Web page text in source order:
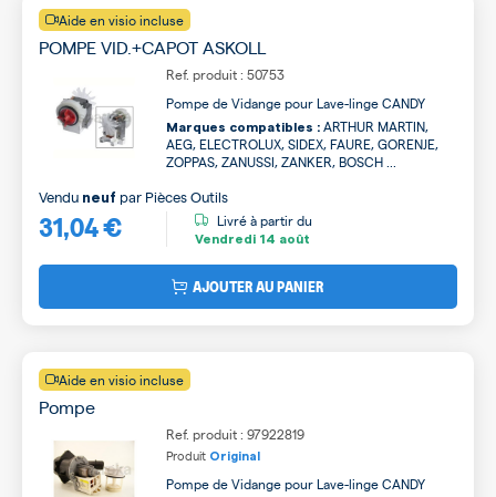
Aide en visio incluse
POMPE VID.+CAPOT ASKOLL
Ref. produit : 50753
Pompe de Vidange pour Lave-linge CANDY
Marques compatibles : ARTHUR MARTIN,
AEG, ELECTROLUX, SIDEX, FAURE, GORENJE,
ZOPPAS, ZANUSSI, ZANKER, BOSCH ...
31,04 €
Vendu neuf par Pièces Outils
Livré à partir du
Vendredi 14 août
AJOUTER AU PANIER
Aide en visio incluse
Pompe
Ref. produit : 97922819
Produit Original
Pompe de Vidange pour Lave-linge CANDY